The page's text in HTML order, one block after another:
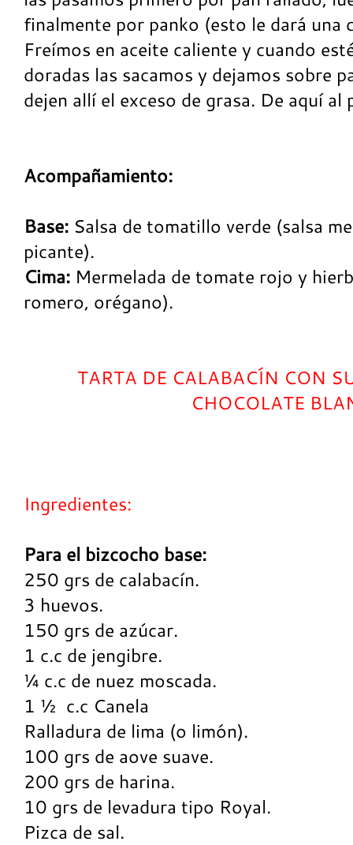
finalmente por panko (esto le dará una
Freímos en aceite caliente y cuando
doradas las sacamos y dejamos sobre
dejen allí el exceso de grasa. De aquí al
Acompañamiento:
Base: Salsa de tomatillo verde (salsa
picante).
Cima: Mermelada de tomate rojo y
romero, orégano).
TARTA DE CALABACÍN CON
CHOCOLATE
Ingredientes:
Para el bizcocho base:
250 grs de calabacín.
3 huevos.
150 grs de azúcar.
1 c.c de jengibre.
¼ c.c de nuez moscada.
1 ½ c.c Canela
Ralladura de lima (o limón).
100 grs de aove suave.
200 grs de harina.
10 grs de levadura tipo Royal.
Pizca de sal.